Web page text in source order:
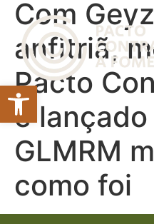
Abrir a barra
Com
anfitriã,
Pacto
é lançado
GLMRM
como foi